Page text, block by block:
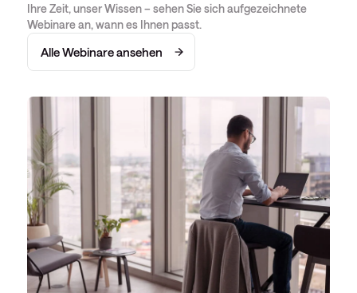
Ihre Zeit, unser Wissen – sehen Sie sich aufgezeichnete
Webinare an, wann es Ihnen passt.
Alle Webinare ansehen